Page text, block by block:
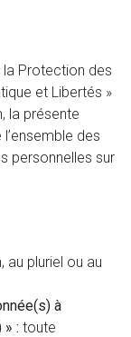
la Protection des
et Libertés »
la présente
des
personnelles sur
au pluriel ou au
à
: toute